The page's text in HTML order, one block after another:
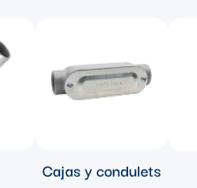
Cajas y condulets